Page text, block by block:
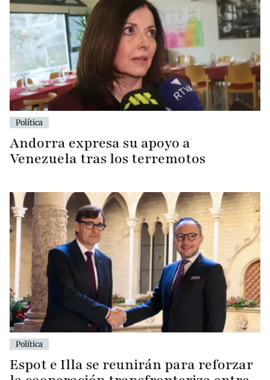
Política
Andorra expresa su apoyo a
Venezuela tras los terremotos
Política
Espot e Illa se reunirán para reforzar